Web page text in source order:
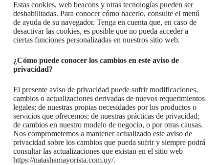
Estas cookies, web beacons y otras tecnologías pueden ser
deshabilitadas. Para conocer cómo hacerlo, consulte el menú
de ayuda de su navegador. Tenga en cuenta que, en caso de
desactivar las cookies, es posible que no pueda acceder a
ciertas funciones personalizadas en nuestros sitio web.
¿Cómo puede conocer los cambios en este aviso de
privacidad?
El presente aviso de privacidad puede sufrir modificaciones,
cambios o actualizaciones derivadas de nuevos requerimientos
legales; de nuestras propias necesidades por los productos o
servicios que ofrecemos; de nuestras prácticas de privacidad;
de cambios en nuestro modelo de negocio, o por otras causas.
Nos comprometemos a mantener actualizado este aviso de
privacidad sobre los cambios que pueda sufrir y siempre podrá
consultar las actualizaciones que existan en el sitio web
https://natashamayorista.com.uy/.